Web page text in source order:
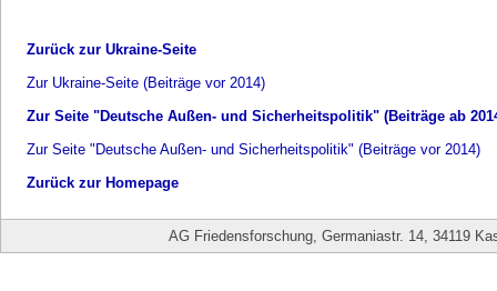
Zurück zur Ukraine-Seite
Zur Ukraine-Seite (Beiträge vor 2014)
Zur Seite "Deutsche Außen- und Sicherheitspolitik" (Beiträge ab
Zur Seite "Deutsche Außen- und Sicherheitspolitik" (Beiträge vor 2014)
Zurück zur Homepage
AG Friedensforschung, Germaniastr. 14, 34119